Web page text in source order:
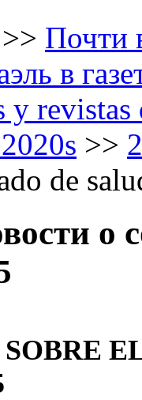
>> Почти
в
y
>>
de
о